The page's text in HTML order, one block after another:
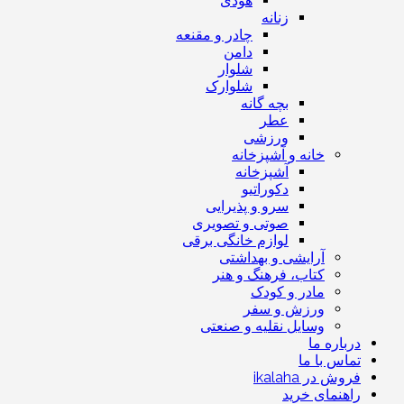
زنانه
چادر و مقنعه
دامن
شلوار
شلوارک
بچه گانه
عطر
ورزشی
خانه و آشپزخانه
آشپزخانه
دکوراتیو
سرو و پذیرایی
صوتی و تصویری
لوازم خانگی برقی
آرایشی و بهداشتی
کتاب، فرهنگ و هنر
مادر و کودک
ورزش و سفر
وسایل نقلیه و صنعتی
درباره ما
تماس با ما
فروش در ikalaha
راهنمای خرید